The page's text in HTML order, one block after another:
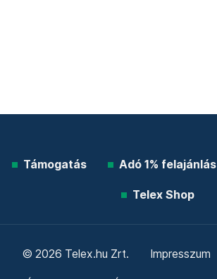
Támogatás Adó 1% felajánlás
Telex Shop
© 2026 Telex.hu Zrt. Impresszum